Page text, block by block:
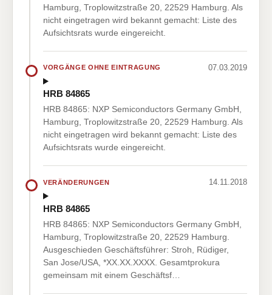
Hamburg, Troplowitzstraße 20, 22529 Hamburg. Als
nicht eingetragen wird bekannt gemacht: Liste des
Aufsichtsrats wurde eingereicht.
VORGÄNGE OHNE EINTRAGUNG 07.03.2019
HRB 84865
HRB 84865: NXP Semiconductors Germany GmbH,
Hamburg, Troplowitzstraße 20, 22529 Hamburg. Als
nicht eingetragen wird bekannt gemacht: Liste des
Aufsichtsrats wurde eingereicht.
VERÄNDERUNGEN 14.11.2018
HRB 84865
HRB 84865: NXP Semiconductors Germany GmbH,
Hamburg, Troplowitzstraße 20, 22529 Hamburg.
Ausgeschieden Geschäftsführer: Stroh, Rüdiger,
San Jose/USA, *XX.XX.XXXX. Gesamtprokura
gemeinsam mit einem Geschäftsf…